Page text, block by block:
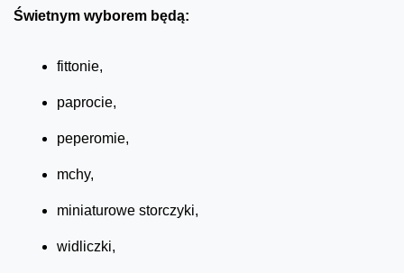
Świetnym wyborem będą:
fittonie,
paprocie,
peperomie,
mchy,
miniaturowe storczyki,
widliczki,